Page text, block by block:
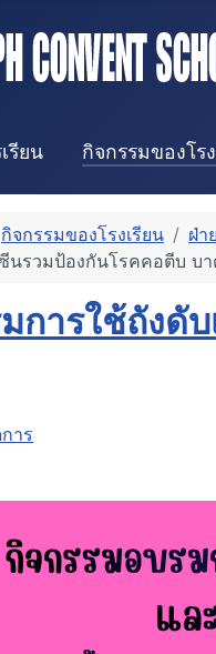
รียน กิจกรรมของโร
กิจกรรมของโรงเรียน
ฝ่า
นรวมป้องกันโรคคอตีบ บ
การใช้ถังดั
าร